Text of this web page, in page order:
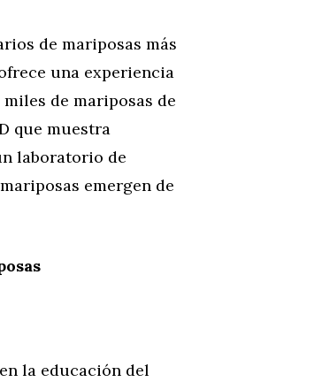
de mariposas más
una experiencia
de mariposas de
que muestra
laboratorio de
emergen de
la educación del